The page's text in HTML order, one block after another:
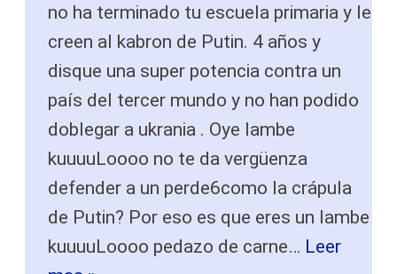
no ha terminado tu escuela primaria y le
creen al kabron de Putin. 4 años y
disque una super potencia contra un
país del tercer mundo y no han podido
doblegar a ukrania . Oye lambe
kuuuuLoooo no te da vergüenza
defender a un perde6como la crápula
de Putin? Por eso es que eres un lambe
kuuuuLoooo pedazo de carne… Leer